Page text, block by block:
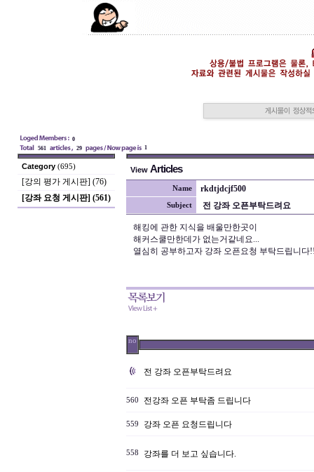
0
561
29 1
Category (695)
[강의 평가 게시판] (76)
[강좌 요청 게시판] (561)
View Articles
Name rkdtjdcjf500
Subject 전 강좌 오픈부탁드려요
해킹에 관한 지식을 배울만한곳이
해커스쿨만한데가 없는거같네요...
열심히 공부하고자 강좌 오픈요청 부탁드립니다
no
전 강좌 오픈부탁드려요
560 전강좌 오픈 부탁좀 드립니다
559 강좌 오픈 요청드립니다
558 강좌를 더 보고 싶습니다.